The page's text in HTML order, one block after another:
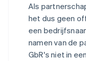
Als
het dus geen
een
namen van de
GbR's niet in